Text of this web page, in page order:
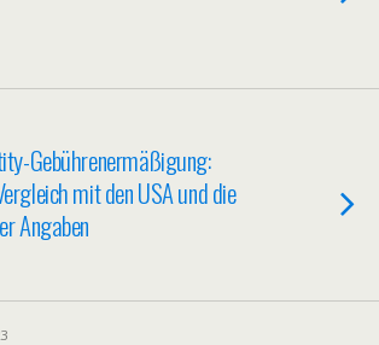
Gebührenermäßigung:
mit den USA und die
Angaben